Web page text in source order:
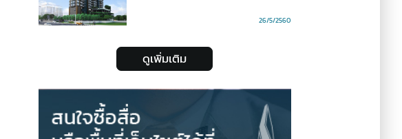
26/5/2560
ดูเพิ่มเติม